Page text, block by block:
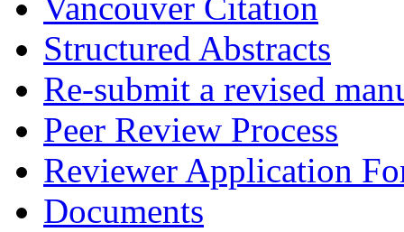
Vancouver Citation
Structured Abstracts
Re-submit a revised
Peer Review Process
Reviewer Application
Documents